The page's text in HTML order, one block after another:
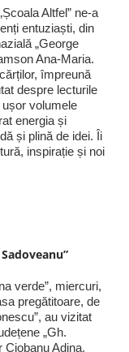
Altfel” ne-a
entuziaști, din
„George
Ana-Maria.
împreună
despre lecturile
volumele
energia și
și plină de idei. Îi
inspirație și noi
verde”, miercuri,
pregătitoare, de
au vizitat
„Gh.
Ciobanu Adina.